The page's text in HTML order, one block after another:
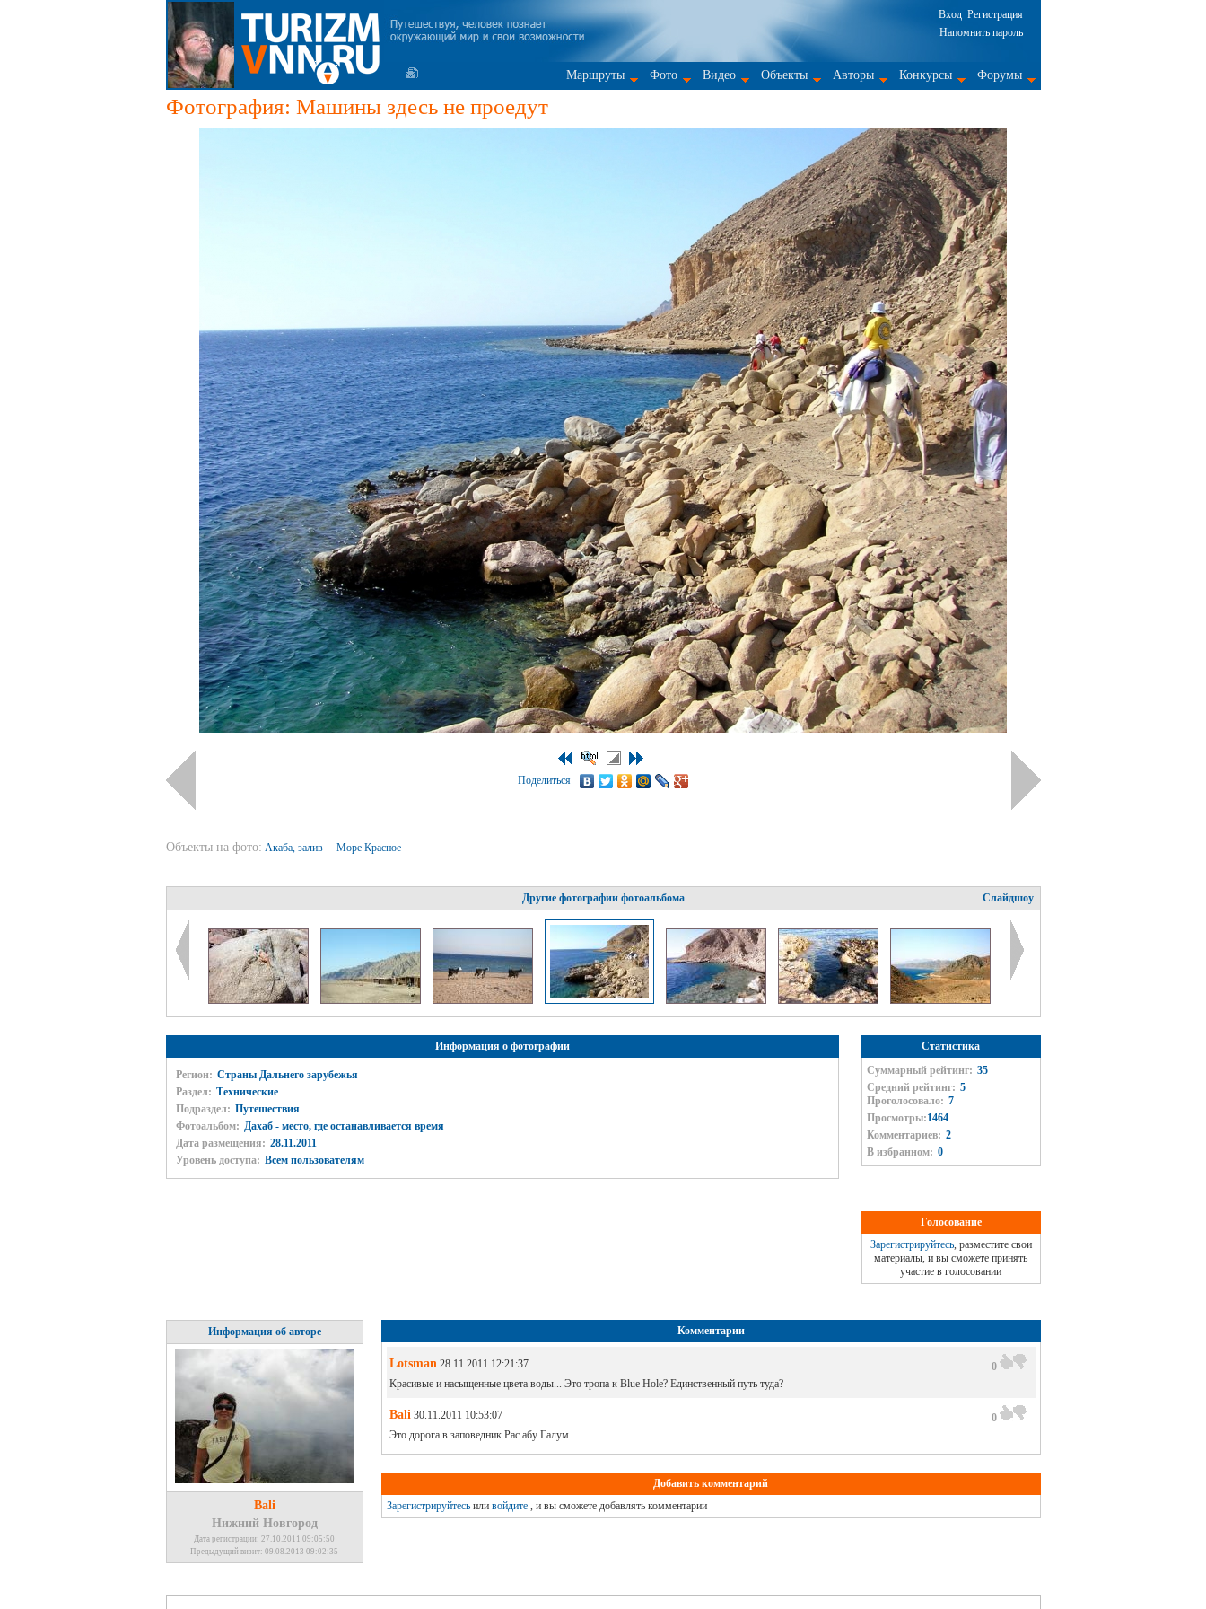
Вход Регистрация
Напомнить пароль
Маршруты Фото Видео Объекты Авторы Конкурсы Форумы
Фотография: Машины здесь не проедут
Поделиться
Объекты на фото: Акаба, залив Море Красное
Другие фотографии фотоальбома Слайдшоу
Информация о фотографии
Регион: Страны Дальнего зарубежья
Раздел: Технические
Подраздел: Путешествия
Фотоальбом: Дахаб - место, где останавливается время
Дата размещения: 28.11.2011
Уровень доступа: Всем пользователям
Статистика
Суммарный рейтинг: 35
Средний рейтинг: 5
Проголосовало: 7
Просмотры:1464
Комментариев: 2
В избранном: 0
Голосование
Зарегистрируйтесь, разместите свои
материалы, и вы сможете принять
участие в голосовании
Информация об авторе
Bali
Нижний Новгород
Дата регистрации: 27.10.2011 09:05:50
Предыдущий визит: 09.08.2013 09:02:35
Комментарии
Lotsman28.11.2011 12:21:37
0
Красивые и насыщенные цвета воды... Это тропа к Blue Hole? Единственный путь туда?
Bali30.11.2011 10:53:07
0
Это дорога в заповедник Рас абу Галум
Добавить комментарий
Зарегистрируйтесьили войдите, и вы сможете добавлять комментарии